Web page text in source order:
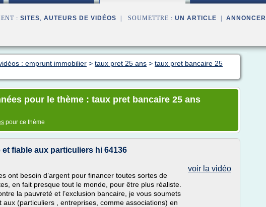
: SITES, AUTEURS DE VIDÉOS | SOUMETTRE : UN ARTICLE ANNONCER
: emprunt immobilier > taux pret 25 ans > taux pret bancaire 25
pour le thème : taux pret bancaire 25 ans
pour ce thème
fiable aux particuliers hi 64136
voir la vidéo
ont besoin d’argent pour financer toutes sortes de
en fait presque tout le monde, pour être plus réaliste.
la pauvreté et l’exclusion bancaire, je vous soumets
aux (particuliers , entreprises, comme associations) en